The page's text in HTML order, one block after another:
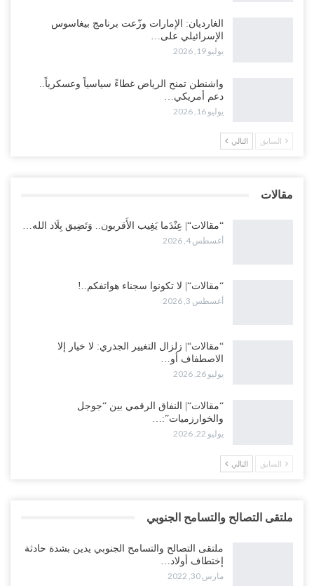
مع تصاعد الخلافات داخل “الرئاسي”.. أعضاء المجلس ينقلبون على
العطش وغياب الغاز يفاقمان مأساة الأهالي بعدن.. مدينة تغرق في دوامة
الانهيار الخدمي..!
أغسطس 3, 2026
الغارديان: الإمارات وزّعت برنامج بيغاسوس
الإسرائيلي على…
يوليو 19, 2026
واشنطن تمنح الرياض غطاءً سياسياً وعسكرياً..
دعم أمريكي…
يوليو 16, 2026
السابق التالي
مقالات
“مقالات“| عِنْدَما يَغِيب الأَقربون.. وَتَضِيق بِلَاد الله…
أغسطس 4, 2026
“مقالات“| لا تكونوا سجناء هواتفكم..!
أغسطس 3, 2026
“مقالات“| زلزال التغيير الجذري: لا خيار إلا
الاصطفاف أو…
يوليو 26, 2026
“مقالات“| النفاق الرقمي بين “جوجل
والخوارزميات”:…
يوليو 22, 2026
السابق التالي
ملتقى التصالح والتسامح الجنوبي
ملتقى التصالح والتسامح الجنوبي يدين بشدة حادثة
إختطاف أولاد…
مارس 30, 2022